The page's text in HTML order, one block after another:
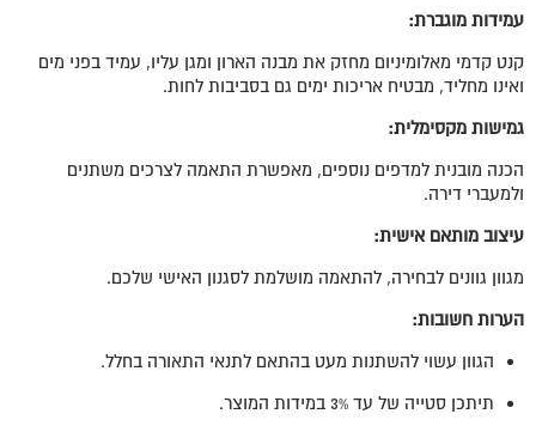
עמידות מוגברת:
קנט קדמי מאלומיניום מחזק את מבנה הארון ומגן עליו, עמיד בפני מים
ואינו מחליד, מבטיח אריכות ימים גם בסביבות לחות.
גמישות מקסימלית:
הכנה מובנית למדפים נוספים, מאפשרת התאמה לצרכים משתנים
ולמעברי דירה.
עיצוב מותאם אישית:
מגוון גוונים לבחירה, להתאמה מושלמת לסגנון האישי שלכם.
הערות חשובות:
הגוון עשוי להשתנות מעט בהתאם לתנאי התאורה בחלל.
תיתכן סטייה של עד 3% במידות המוצר.